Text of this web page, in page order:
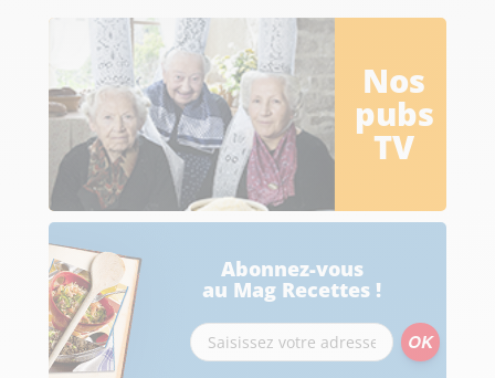
Nos
pubs
TV
Abonnez-vous
au Mag Recettes !